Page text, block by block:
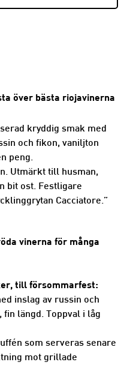
över bästa riojavinerna
kryddig smak med
och fikon, vaniljton
peng.
Utmärkt till husman,
bit ost. Festligare
Cacciatore.”
vinerna för många
till försommarfest:
inslag av russin och
längd. Toppval i låg
som serveras senare
mot grillade